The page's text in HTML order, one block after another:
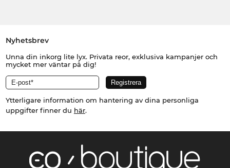
Nyhetsbrev
Unna din inkorg lite lyx. Privata reor, exklusiva kampanjer och
mycket mer väntar på dig!
Ytterligare information om hantering av dina personliga
uppgifter finner du här.